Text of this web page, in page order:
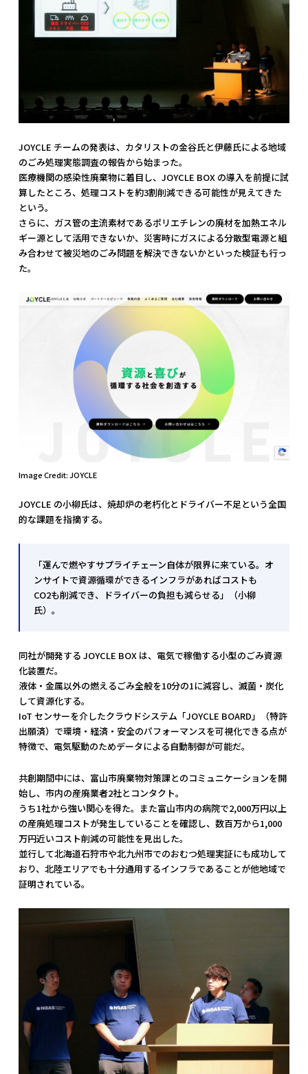
JOYCLE チームの発表は、カタリストの金谷氏と伊藤氏による地域
のごみ処理実態調査の報告から始まった。
医療機関の感染性廃棄物に着目し、JOYCLE BOX の導入を前提に試
算したところ、処理コストを約3割削減できる可能性が見えてきた
という。
さらに、ガス管の主流素材であるポリエチレンの廃材を加熱エネル
ギー源として活用できないか、災害時にガスによる分散型電源と組
み合わせて被災地のごみ問題を解決できないかといった検証も行っ
た。
Image Credit: JOYCLE
JOYCLE の小柳氏は、焼却炉の老朽化とドライバー不足という全国
的な課題を指摘する。
「運んで燃やすサプライチェーン自体が限界に来ている。オ
ンサイトで資源循環ができるインフラがあればコストも
CO2も削減でき、ドライバーの負担も減らせる」（小柳
氏）。
同社が開発する JOYCLE BOX は、電気で稼働する小型のごみ資源
化装置だ。
液体・金属以外の燃えるごみ全般を10分の1に減容し、滅菌・炭化
して資源化する。
IoT センサーを介したクラウドシステム「JOYCLE BOARD」（特許
出願済）で環境・経済・安全のパフォーマンスを可視化できる点が
特徴で、電気駆動のためデータによる自動制御が可能だ。
共創期間中には、富山市廃棄物対策課とのコミュニケーションを開
始し、市内の産廃業者2社とコンタクト。
うち1社から強い関心を得た。また富山市内の病院で2,000万円以上
の産廃処理コストが発生していることを確認し、数百万から1,000
万円近いコスト削減の可能性を見出した。
並行して北海道石狩市や北九州市でのおむつ処理実証にも成功して
おり、北陸エリアでも十分通用するインフラであることが他地域で
証明されている。